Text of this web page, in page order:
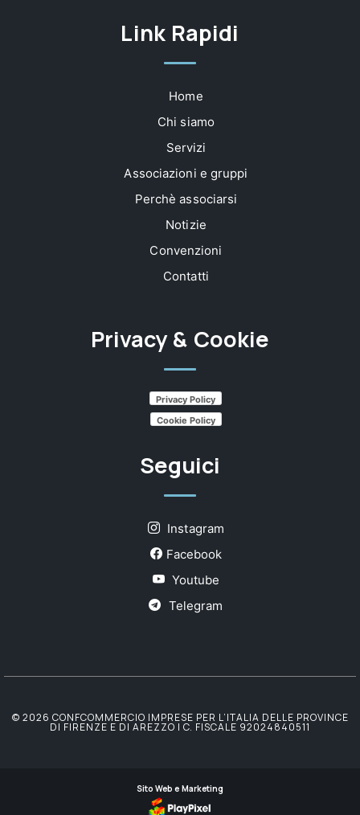
Link Rapidi
Home
Chi siamo
Servizi
Associazioni e gruppi
Perchè associarsi
Notizie
Convenzioni
Contatti
Privacy & Cookie
Privacy Policy
Cookie Policy
Seguici
Instagram
Facebook
Youtube
Telegram
© 2026 CONFCOMMERCIO IMPRESE PER L’ITALIA DELLE PROVINCE
DI FIRENZE E DI AREZZO | C. FISCALE 92024840511
Sito Web e Marketing